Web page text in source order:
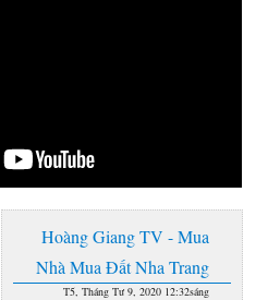
Hoàng Giang TV - Mua
Nhà Mua Đất Nha Trang
T5, Tháng Tư 9, 2020 12:32sáng